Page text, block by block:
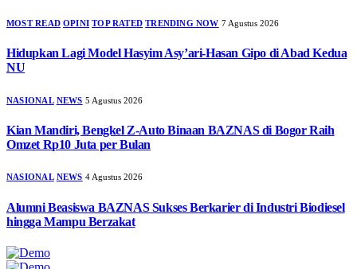
MOST READ OPINI TOP RATED TRENDING NOW 7 Agustus 2026
Hidupkan Lagi Model Hasyim Asy’ari-Hasan Gipo di Abad Kedua
NU
NASIONAL NEWS 5 Agustus 2026
Kian Mandiri, Bengkel Z-Auto Binaan BAZNAS di Bogor Raih
Omzet Rp10 Juta per Bulan
NASIONAL NEWS 4 Agustus 2026
Alumni Beasiswa BAZNAS Sukses Berkarier di Industri Biodiesel
hingga Mampu Berzakat